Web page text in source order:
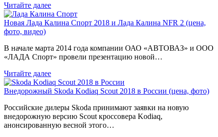
Читайте далее
Новая Лада Калина Спорт 2018 и Лада Калина NFR 2 (цена,
фото, видео)
В начале марта 2014 года компании ОАО «АВТОВАЗ» и ООО
«ЛАДА Спорт» провели презентацию новой…
Читайте далее
Внедорожный Skoda Kodiaq Scout 2018 в России (цена, фото)
Российские дилеры Skoda принимают заявки на новую
внедорожную версию Scout кроссовера Kodiaq,
анонсированную весной этого…